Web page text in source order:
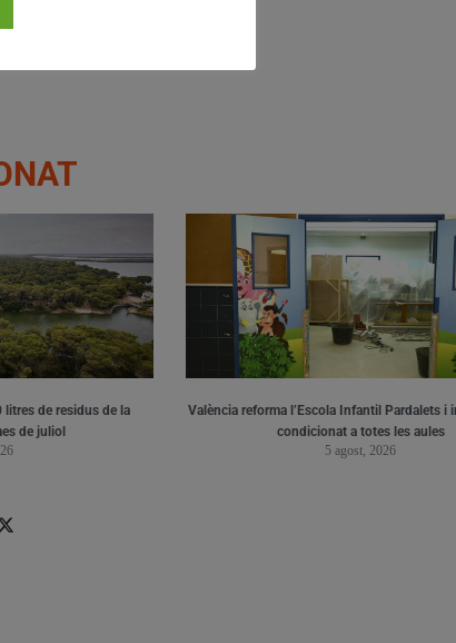
en
litres de residus de la
de juliol
València reforma l’Escola Infantil Pardalets i
condicionat a totes les aules
5 agost, 2026